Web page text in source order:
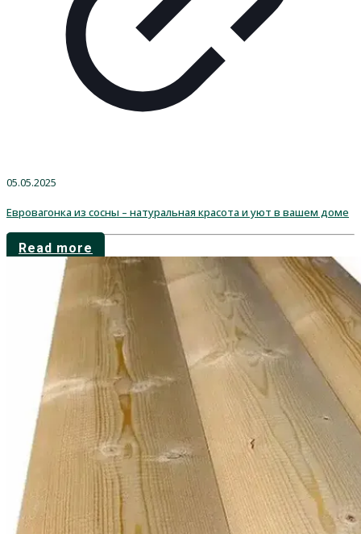
05.05.2025
Евровагонка из сосны – натуральная красота и уют в вашем доме
Read more